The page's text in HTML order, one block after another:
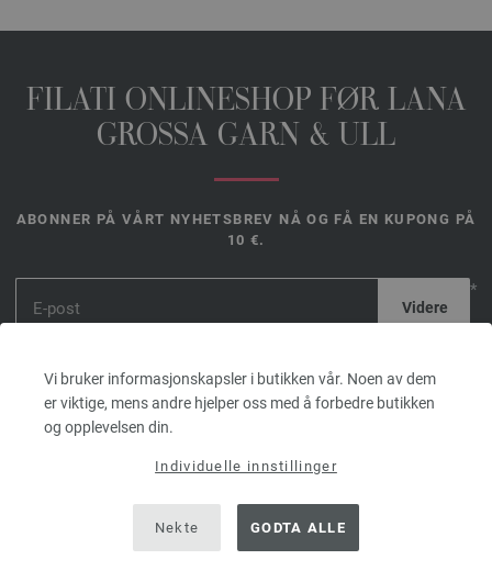
Vi bruker informasjonskapsler i butikken vår. Noen av dem
er viktige, mens andre hjelper oss med å forbedre butikken
og opplevelsen din.
Individuelle innstillinger
Nekte GODTA ALLE
FILATI ONLINESHOP FØR LANA
GROSSA GARN & ULL
ABONNER PÅ VÅRT NYHETSBREV NÅ OG FÅ EN KUPONG PÅ
10 €.
*
gyldig i 14
dager. Minimum bestillingsverdi 45, - €. For
førstegangsregistrering. Kun én kupong kan løses inn per